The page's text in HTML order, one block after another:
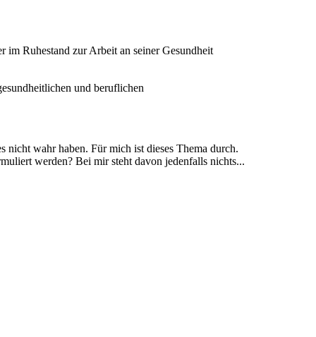
im Ruhestand zur Arbeit an seiner Gesundheit
und beruflichen
nicht wahr haben. Für mich ist dieses Thema durch.
werden? Bei mir steht davon jedenfalls nichts...